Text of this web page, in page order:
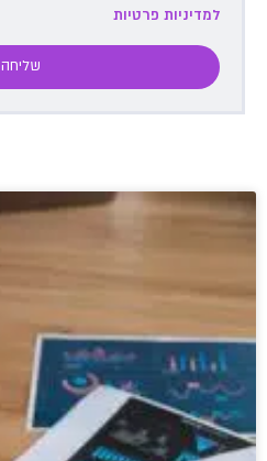
למדיניות פרטיות
שליחה